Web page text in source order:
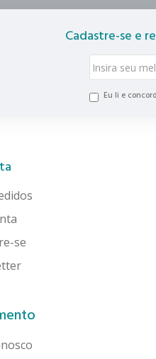
Cadastre-se e
Eu li e
se